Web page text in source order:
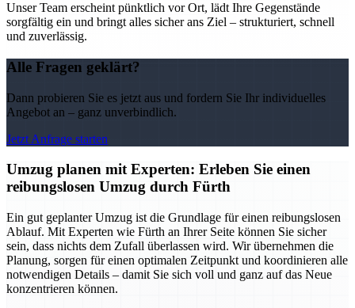
Unser Team erscheint pünktlich vor Ort, lädt Ihre Gegenstände
sorgfältig ein und bringt alles sicher ans Ziel – strukturiert, schnell
und zuverlässig.
Alle Fragen geklärt?
Dann probieren Sie es jetzt aus und fordern Sie Ihr individuelles
Angebot an – ganz unverbindlich.
Jetzt Anfrage starten
Umzug planen mit Experten: Erleben Sie einen
reibungslosen Umzug durch Fürth
Ein gut geplanter Umzug ist die Grundlage für einen reibungslosen
Ablauf. Mit Experten wie Fürth an Ihrer Seite können Sie sicher
sein, dass nichts dem Zufall überlassen wird. Wir übernehmen die
Planung, sorgen für einen optimalen Zeitpunkt und koordinieren alle
notwendigen Details – damit Sie sich voll und ganz auf das Neue
konzentrieren können.